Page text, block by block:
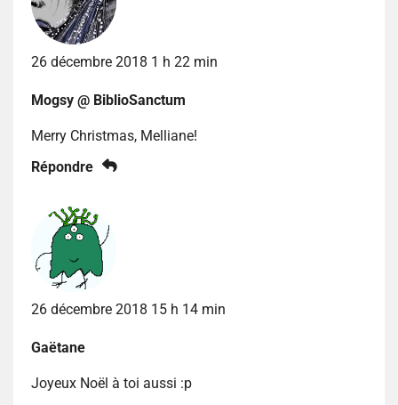
26 décembre 2018 1 h 22 min
Mogsy @ BiblioSanctum
Merry Christmas, Melliane!
Répondre
26 décembre 2018 15 h 14 min
Gaëtane
Joyeux Noël à toi aussi :p